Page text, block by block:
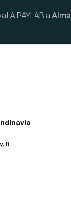
A PAYLAB a